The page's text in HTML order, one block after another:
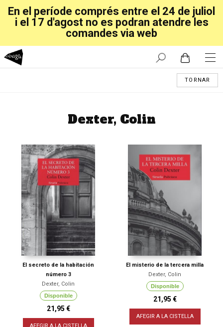
En el període comprés entre el 24 de juliol
i el 17 d'agost no es podran atendre les
comandes via web
TORNAR
Dexter, Colin
El secreto de la habitación
número 3
Dexter, Colin
Disponible
21,95 €
El misterio de la tercera milla
Dexter, Colin
Disponible
21,95 €
AFEGIR A LA CISTELLA